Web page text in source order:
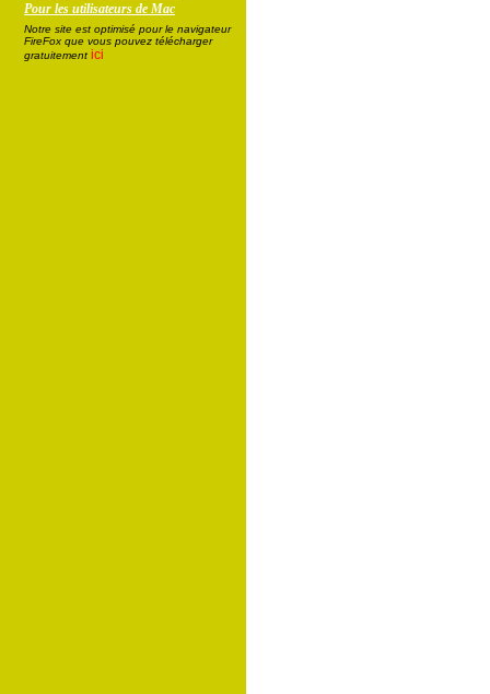
Pour les utilisateurs de Mac
Notre site est optimisé pour le navigateur
FireFox que vous pouvez télécharger
gratuitement ici